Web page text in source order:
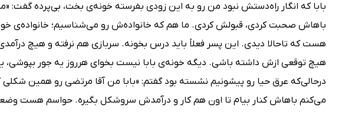
بابا که انگار راه‌دستش نبود من رو به این زودی بفرسته خونه‌ی بخت، بی‌پرده گفت:
باهاش صحبت کردی، قبولش کردی. ما هم که خانواده‌ش رو می‌شناسیم؛ خانواده‌ی
هست که تاحالا دیدی. این پسر فعلاً باید درس بخونه. سربازی هم نرفته و هیچ درآمدی
هیچ توقعی ازش داشته باشی. دیگه خونه‌ی بابا نیست بخوای هرروز یه جور بپوشی، یا
درحالی‌که عرق حیا رو پیشونیم نشسته بود گفتم: «بابا من آقا مرتضی رو همین
می‌کنم باهاش کنار بیام تا اون هم کار و درآمدش سروشکل بگیره. حواسم هست